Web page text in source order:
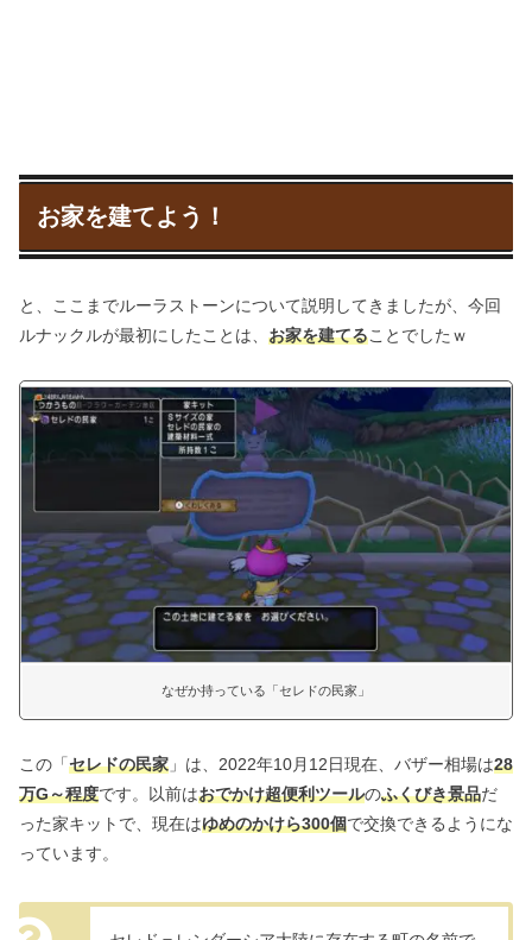
お家を建てよう！
と、ここまでルーラストーンについて説明してきましたが、今回
ルナックルが最初にしたことは、 お家を建てることでしたｗ
なぜか持っている「セレドの民家」
この「セレドの民家 」は、2022年10月12日現在、バザー相場は28
万G～程度です。以前はおでかけ超便利ツールのふくびき景品だ
った家キットで、現在はゆめのかけら300個で交換できるようにな
っています。